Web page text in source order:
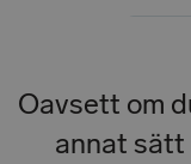
Oavsett om
annat